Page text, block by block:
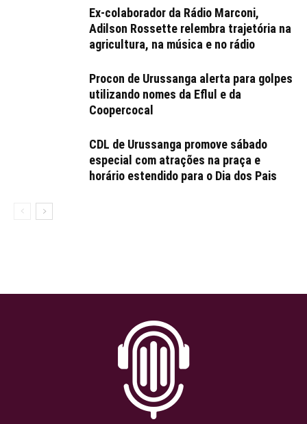
Ex-colaborador da Rádio Marconi,
Adilson Rossette relembra trajetória na
agricultura, na música e no rádio
Procon de Urussanga alerta para golpes
utilizando nomes da Eflul e da
Coopercocal
CDL de Urussanga promove sábado
especial com atrações na praça e
horário estendido para o Dia dos Pais